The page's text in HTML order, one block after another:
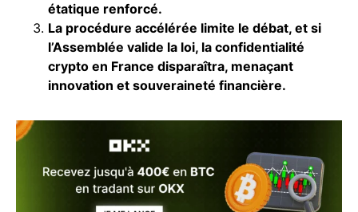
étatique renforcé.
La procédure accélérée limite le débat, et si
l’Assemblée valide la loi, la confidentialité
crypto en France disparaîtra, menaçant
innovation et souveraineté financière.